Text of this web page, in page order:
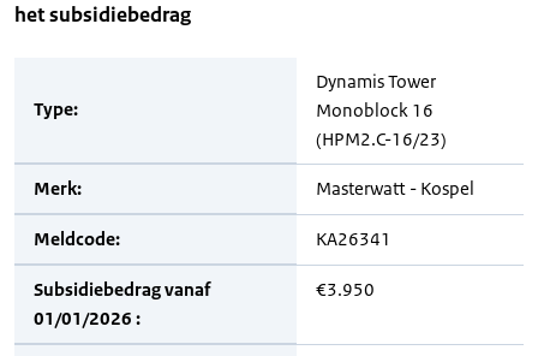
het subsidiebedrag
Type:
Dynamis Tower
Monoblock 16
(HPM2.C-16/23)
Merk: Masterwatt - Kospel
Meldcode: KA26341
Subsidiebedrag vanaf
01/01/2026 :
€3.950